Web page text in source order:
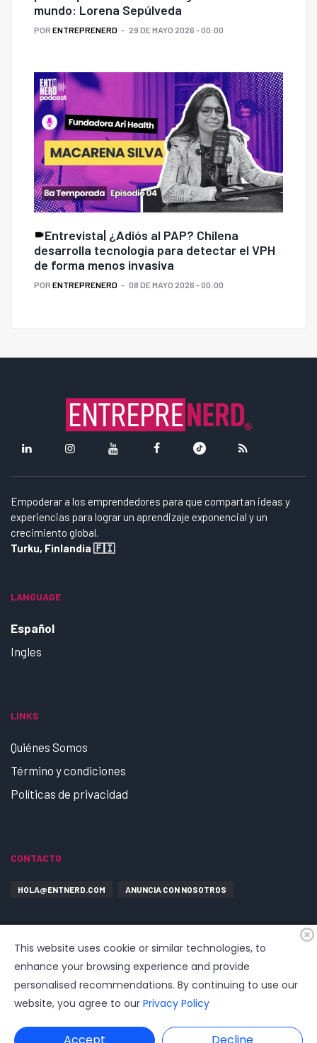
mundo: Lorena Sepúlveda
POR ENTREPRENERD 29 DE MAYO 2026 - 00:00
Entrevista| ¿Adiós al PAP? Chilena
desarrolla tecnología para detectar el VPH
de forma menos invasiva
POR ENTREPRENERD 08 DE MAYO 2026 - 00:00
Empoderar a los emprendedores para que compartan ideas y
experiencias para lograr un aprendizaje exponencial y un
crecimiento global.
Turku, Finlandia 🇫🇮
LANGUAGE
Español
Ingles
LINKS
Quiénes Somos
Término y condiciones
Políticas de privacidad
CONTACTO
HOLA@ENTNERD.COM ANUNCIA CON NOSOTROS
www.dast.cl
This website uses cookie or similar technologies, to
enhance your browsing experience and provide
personalised recommendations. By continuing to use our
website, you agree to our Privacy Policy